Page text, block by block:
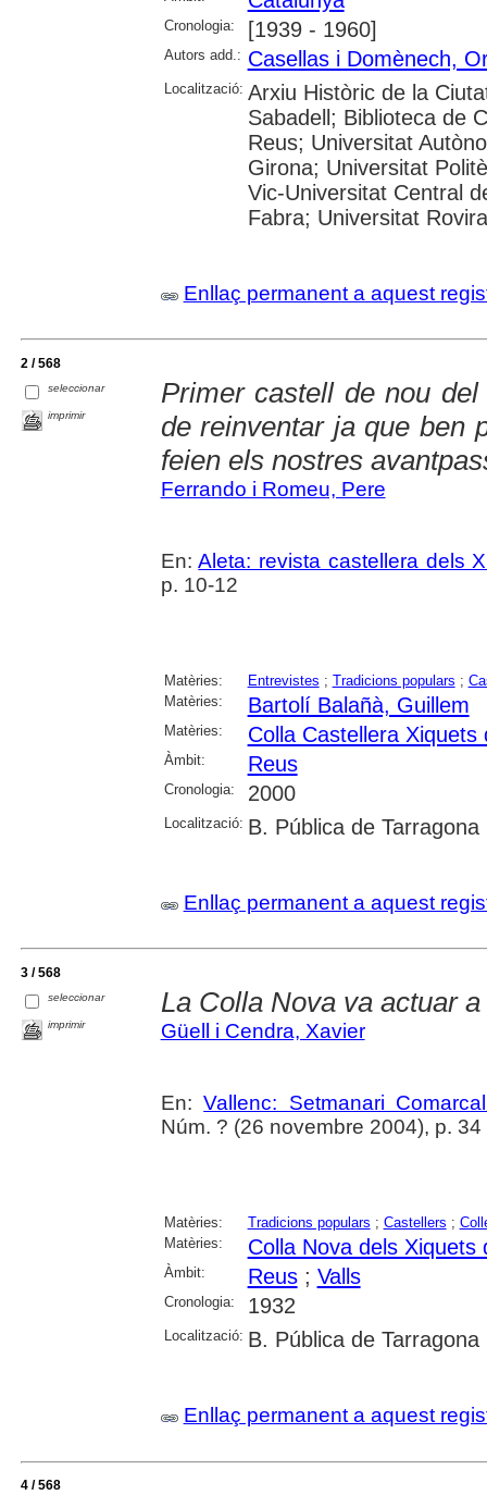
Cronologia: [1939 - 1960]
Autors add.: Casellas i Domènech,
Localització: Arxiu Històric de la
Sabadell; Biblioteca de
Reus; Universitat
Girona; Universitat
Vic-Universitat Central
Fabra; Universitat
Enllaç permanent a aquest
2 / 568
seleccionar
imprimir
Primer castell de nou
de reinventar ja que ben
feien els nostres
Ferrando i Romeu, Pere
En:Aleta: revista castellera dels
p. 10-12
Matèries: Entrevistes ; Tradicions populars ;
Matèries:
Bartolí Balañà, Guillem
Matèries: Colla Castellera Xiquets
Àmbit: Reus
Cronologia: 2000
Localització: B. Pública de Tarragona
Enllaç permanent a aquest
3 / 568
seleccionar
imprimir
La Colla Nova va actuar
Güell i Cendra, Xavier
En:Vallenc: Setmanari
Núm. ? (26 novembre 2004), p. 34
Matèries: Tradicions populars ; Castellers ;
Matèries:
Colla Nova dels Xiquets
Àmbit: Reus; Valls
Cronologia: 1932
Localització: B. Pública de Tarragona
Enllaç permanent a aquest
4 / 568